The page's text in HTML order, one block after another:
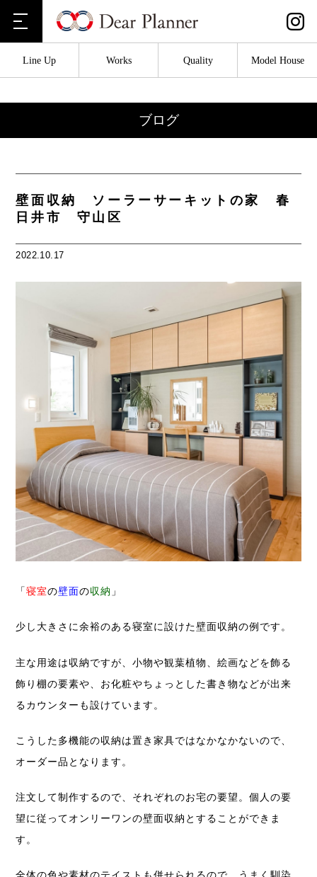
Line Up Works Quality Model House
ブログ
壁面収納 ソーラーサーキットの家 春
日井市 守山区
2022.10.17
「寝室の壁面の収納 」
少し大きさに余裕のある寝室に設けた壁面収納の例です。
主な用途は収納ですが、小物や観葉植物、絵画などを飾る
飾り棚の要素や、お化粧やちょっとした書き物などが出来
るカウンターも設けています。
こうした多機能の収納は置き家具ではなかなかないので、
オーダー品となります。
注文して制作するので、それぞれのお宅の要望。個人の要
望に従ってオンリーワンの壁面収納とすることができま
す。